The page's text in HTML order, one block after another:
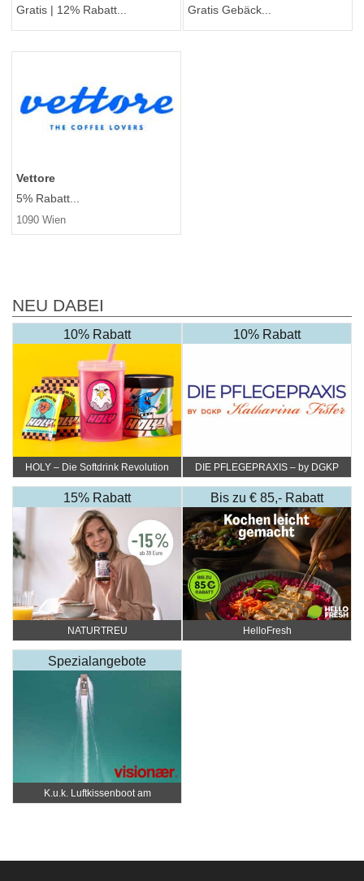
Gratis | 12% Rabatt...
Gratis Gebäck...
Vettore
5% Rabatt...
1090 Wien
NEU DABEI
10% Rabatt
HOLY – Die Softdrink Revolution
10% Rabatt
DIE PFLEGEPRAXIS – by DGKP
Katharina Fister
15% Rabatt
NATURTREU
Bis zu € 85,- Rabatt
HelloFresh
Spezialangebote
K.u.k. Luftkissenboot am